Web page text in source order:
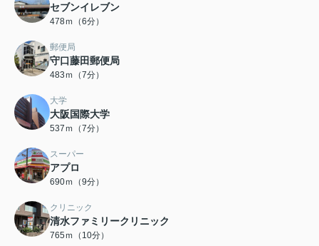
セブンイレブン
478ｍ（6分）
郵便局
守口藤田郵便局
483ｍ（7分）
大学
大阪国際大学
537ｍ（7分）
スーパー
アプロ
690ｍ（9分）
クリニック
清水ファミリークリニック
765ｍ（10分）